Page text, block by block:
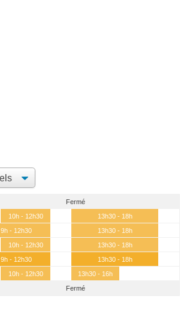
Fermé
10h - 12h30
13h30 - 18h
9h - 12h30
13h30 - 18h
10h - 12h30
13h30 - 18h
9h - 12h30
13h30 - 18h
10h - 12h30
13h30 - 16h
Fermé